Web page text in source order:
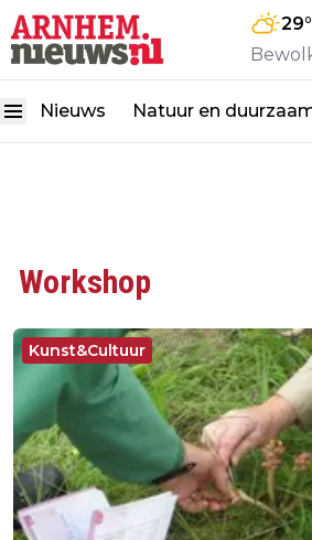
29
Nieuws Natuur en
Workshop
Kunst&Cultuur